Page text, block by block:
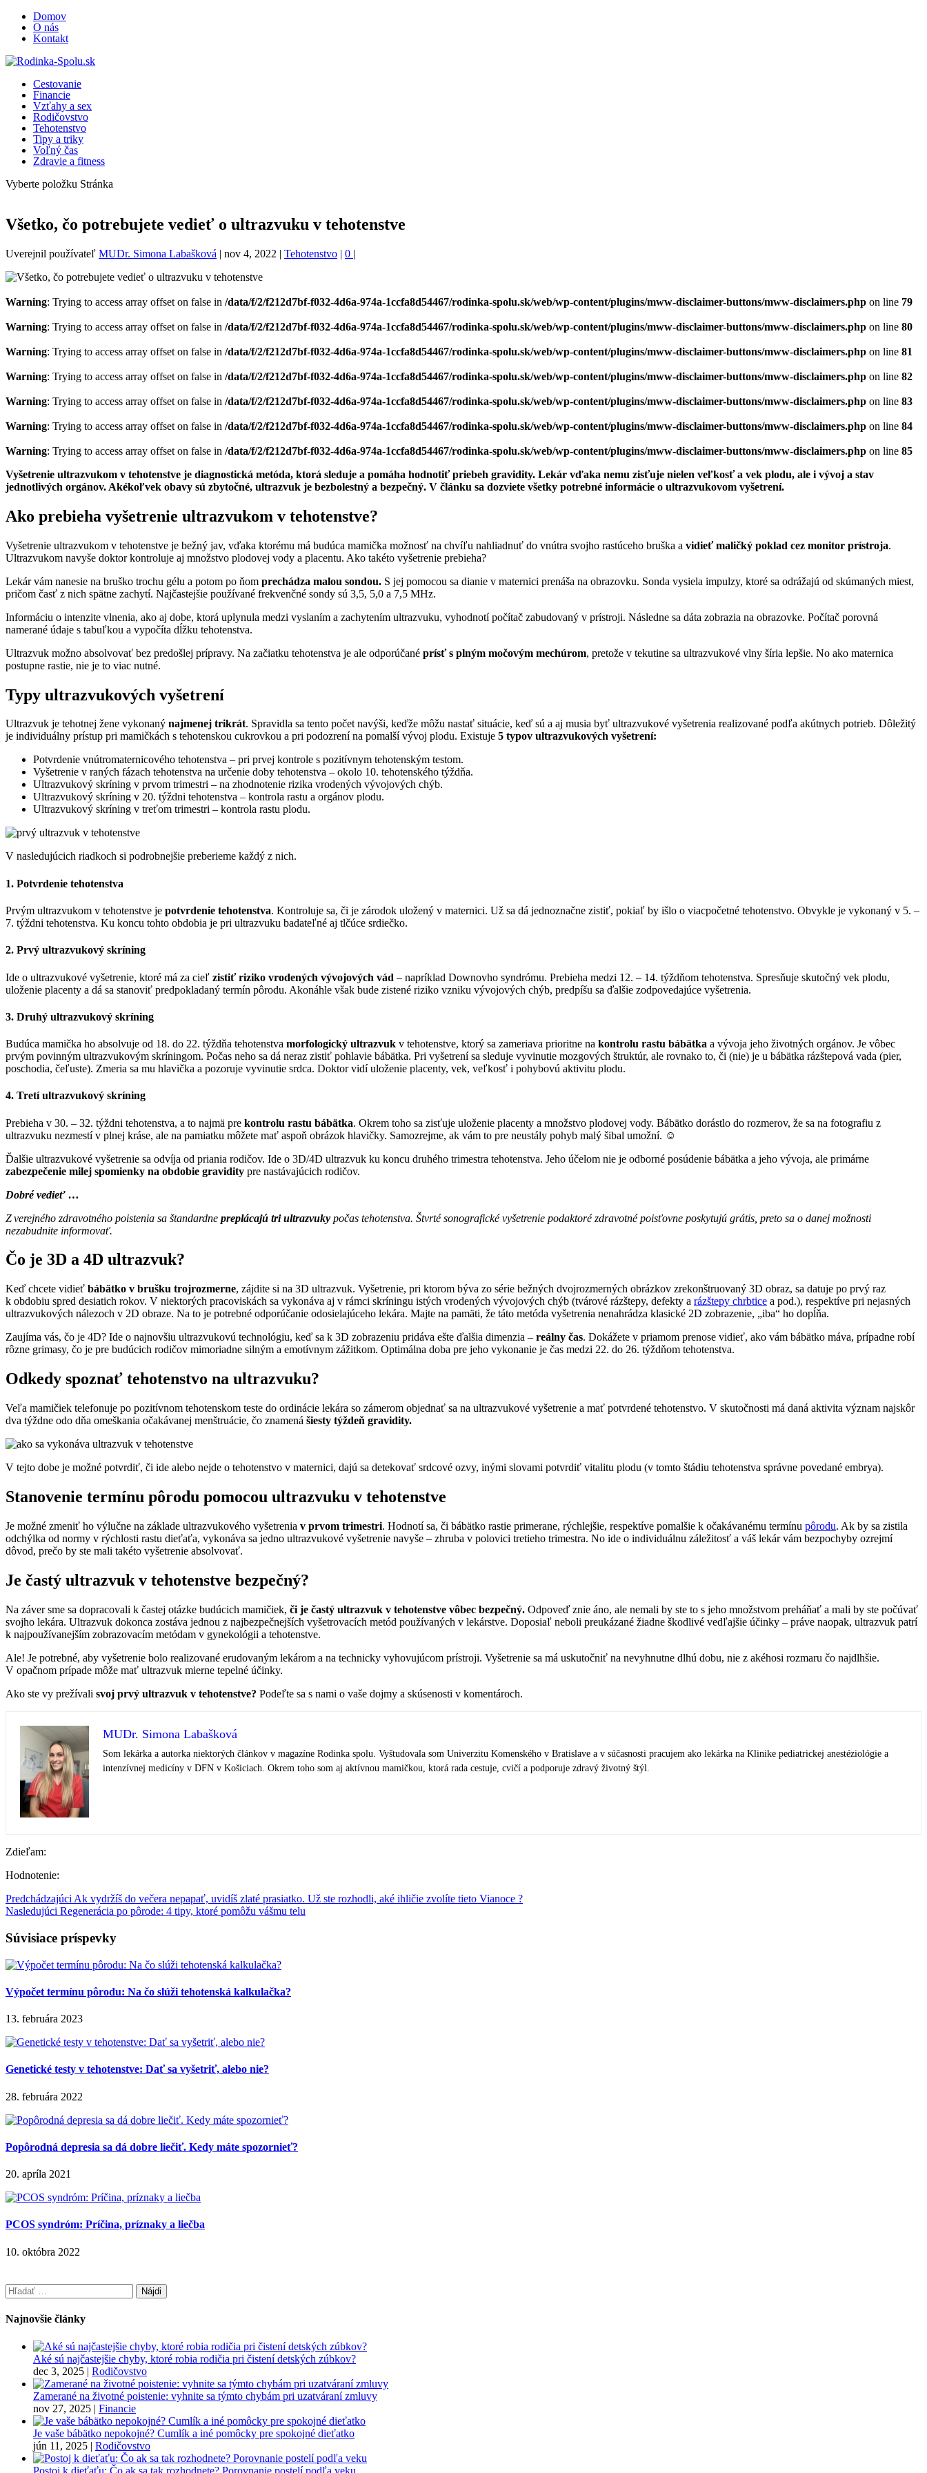
Domov
O nás
Kontakt
Cestovanie
Financie
Vzťahy a sex
Rodičovstvo
Tehotenstvo
Tipy a triky
Voľný čas
Zdravie a fitness
Vyberte položku Stránka
Všetko, čo potrebujete vedieť o ultrazvuku v tehotenstve
Uverejnil používateľ MUDr. Simona Labašková | nov 4, 2022 | Tehotenstvo | 0 |
Warning: Trying to access array offset on false in /data/f/2/f212d7bf-f032-4d6a-974a-1ccfa8d54467/rodinka-spolu.sk/web/wp-content/plugins/mww-disclaimer-buttons/mww-disclaimers.php on line 79
Warning: Trying to access array offset on false in /data/f/2/f212d7bf-f032-4d6a-974a-1ccfa8d54467/rodinka-spolu.sk/web/wp-content/plugins/mww-disclaimer-buttons/mww-disclaimers.php on line 80
Warning: Trying to access array offset on false in /data/f/2/f212d7bf-f032-4d6a-974a-1ccfa8d54467/rodinka-spolu.sk/web/wp-content/plugins/mww-disclaimer-buttons/mww-disclaimers.php on line 81
Warning: Trying to access array offset on false in /data/f/2/f212d7bf-f032-4d6a-974a-1ccfa8d54467/rodinka-spolu.sk/web/wp-content/plugins/mww-disclaimer-buttons/mww-disclaimers.php on line 82
Warning: Trying to access array offset on false in /data/f/2/f212d7bf-f032-4d6a-974a-1ccfa8d54467/rodinka-spolu.sk/web/wp-content/plugins/mww-disclaimer-buttons/mww-disclaimers.php on line 83
Warning: Trying to access array offset on false in /data/f/2/f212d7bf-f032-4d6a-974a-1ccfa8d54467/rodinka-spolu.sk/web/wp-content/plugins/mww-disclaimer-buttons/mww-disclaimers.php on line 84
Warning: Trying to access array offset on false in /data/f/2/f212d7bf-f032-4d6a-974a-1ccfa8d54467/rodinka-spolu.sk/web/wp-content/plugins/mww-disclaimer-buttons/mww-disclaimers.php on line 85
Vyšetrenie ultrazvukom v tehotenstve je diagnostická metóda, ktorá sleduje a pomáha hodnotiť priebeh gravidity. Lekár vďaka nemu zisťuje nielen veľkosť a vek plodu, ale i vývoj a stav
jednotlivých orgánov. Akékoľvek obavy sú zbytočné, ultrazvuk je bezbolestný a bezpečný. V článku sa dozviete všetky potrebné informácie o ultrazvukovom vyšetrení.
Ako prebieha vyšetrenie ultrazvukom v tehotenstve?
Vyšetrenie ultrazvukom v tehotenstve je bežný jav, vďaka ktorému má budúca mamička možnosť na chvíľu nahliadnuť do vnútra svojho rastúceho bruška a vidieť maličký poklad cez monitor prístroja.
Ultrazvukom navyše doktor kontroluje aj množstvo plodovej vody a placentu. Ako takéto vyšetrenie prebieha?
Lekár vám nanesie na bruško trochu gélu a potom po ňom prechádza malou sondou. S jej pomocou sa dianie v maternici prenáša na obrazovku. Sonda vysiela impulzy, ktoré sa odrážajú od skúmaných miest,
pričom časť z nich spätne zachytí. Najčastejšie používané frekvenčné sondy sú 3,5, 5,0 a 7,5 MHz.
Informáciu o intenzite vlnenia, ako aj dobe, ktorá uplynula medzi vyslaním a zachytením ultrazvuku, vyhodnotí počítač zabudovaný v prístroji. Následne sa dáta zobrazia na obrazovke. Počítač porovná
namerané údaje s tabuľkou a vypočíta dĺžku tehotenstva.
Ultrazvuk možno absolvovať bez predošlej prípravy. Na začiatku tehotenstva je ale odporúčané prísť s plným močovým mechúrom, pretože v tekutine sa ultrazvukové vlny šíria lepšie. No ako maternica
postupne rastie, nie je to viac nutné.
Typy ultrazvukových vyšetrení
Ultrazvuk je tehotnej žene vykonaný najmenej trikrát. Spravidla sa tento počet navýši, keďže môžu nastať situácie, keď sú a aj musia byť ultrazvukové vyšetrenia realizované podľa akútnych potrieb. Dôležitý
je individuálny prístup pri mamičkách s tehotenskou cukrovkou a pri podozrení na pomalší vývoj plodu. Existuje 5 typov ultrazvukových vyšetrení:
Potvrdenie vnútromaternicového tehotenstva – pri prvej kontrole s pozitívnym tehotenským testom.
Vyšetrenie v raných fázach tehotenstva na určenie doby tehotenstva – okolo 10. tehotenského týždňa.
Ultrazvukový skríning v prvom trimestri – na zhodnotenie rizika vrodených vývojových chýb.
Ultrazvukový skríning v 20. týždni tehotenstva – kontrola rastu a orgánov plodu.
Ultrazvukový skríning v treťom trimestri – kontrola rastu plodu.
V nasledujúcich riadkoch si podrobnejšie preberieme každý z nich.
1. Potvrdenie tehotenstva
Prvým ultrazvukom v tehotenstve je potvrdenie tehotenstva. Kontroluje sa, či je zárodok uložený v maternici. Už sa dá jednoznačne zistiť, pokiaľ by išlo o viacpočetné tehotenstvo. Obvykle je vykonaný v 5. –
7. týždni tehotenstva. Ku koncu tohto obdobia je pri ultrazvuku badateľné aj tlčúce srdiečko.
2. Prvý ultrazvukový skríning
Ide o ultrazvukové vyšetrenie, ktoré má za cieľ zistiť riziko vrodených vývojových vád – napríklad Downovho syndrómu. Prebieha medzi 12. – 14. týždňom tehotenstva. Spresňuje skutočný vek plodu,
uloženie placenty a dá sa stanoviť predpokladaný termín pôrodu. Akonáhle však bude zistené riziko vzniku vývojových chýb, predpíšu sa ďalšie zodpovedajúce vyšetrenia.
3. Druhý ultrazvukový skríning
Budúca mamička ho absolvuje od 18. do 22. týždňa tehotenstva morfologický ultrazvuk v tehotenstve, ktorý sa zameriava prioritne na kontrolu rastu bábätka a vývoja jeho životných orgánov. Je vôbec
prvým povinným ultrazvukovým skríningom. Počas neho sa dá neraz zistiť pohlavie bábätka. Pri vyšetrení sa sleduje vyvinutie mozgových štruktúr, ale rovnako to, či (nie) je u bábätka rázštepová vada (pier,
poschodia, čeľuste). Zmeria sa mu hlavička a pozoruje vyvinutie srdca. Doktor vidí uloženie placenty, vek, veľkosť i pohybovú aktivitu plodu.
4. Tretí ultrazvukový skríning
Prebieha v 30. – 32. týždni tehotenstva, a to najmä pre kontrolu rastu bábätka. Okrem toho sa zisťuje uloženie placenty a množstvo plodovej vody. Bábätko dorástlo do rozmerov, že sa na fotografiu z
ultrazvuku nezmestí v plnej kráse, ale na pamiatku môžete mať aspoň obrázok hlavičky. Samozrejme, ak vám to pre neustály pohyb malý šibal umožní. ☺
Ďalšie ultrazvukové vyšetrenie sa odvíja od priania rodičov. Ide o 3D/4D ultrazvuk ku koncu druhého trimestra tehotenstva. Jeho účelom nie je odborné posúdenie bábätka a jeho vývoja, ale primárne
zabezpečenie milej spomienky na obdobie gravidity pre nastávajúcich rodičov.
Dobré vedieť …
Z verejného zdravotného poistenia sa štandardne preplácajú tri ultrazvuky počas tehotenstva. Štvrté sonografické vyšetrenie podaktoré zdravotné poisťovne poskytujú grátis, preto sa o danej možnosti
nezabudnite informovať.
Čo je 3D a 4D ultrazvuk?
Keď chcete vidieť bábätko v brušku trojrozmerne, zájdite si na 3D ultrazvuk. Vyšetrenie, pri ktorom býva zo série bežných dvojrozmerných obrázkov zrekonštruovaný 3D obraz, sa datuje po prvý raz
k obdobiu spred desiatich rokov. V niektorých pracoviskách sa vykonáva aj v rámci skríningu istých vrodených vývojových chýb (tvárové rázštepy, defekty a rázštepy chrbtice a pod.), respektíve pri nejasných
ultrazvukových nálezoch v 2D obraze. Na to je potrebné odporúčanie odosielajúceho lekára. Majte na pamäti, že táto metóda vyšetrenia nenahrádza klasické 2D zobrazenie, „iba“ ho dopĺňa.
Zaujíma vás, čo je 4D? Ide o najnovšiu ultrazvukovú technológiu, keď sa k 3D zobrazeniu pridáva ešte ďalšia dimenzia – reálny čas. Dokážete v priamom prenose vidieť, ako vám bábätko máva, prípadne robí
rôzne grimasy, čo je pre budúcich rodičov mimoriadne silným a emotívnym zážitkom. Optimálna doba pre jeho vykonanie je čas medzi 22. do 26. týždňom tehotenstva.
Odkedy spoznať tehotenstvo na ultrazvuku?
Veľa mamičiek telefonuje po pozitívnom tehotenskom teste do ordinácie lekára so zámerom objednať sa na ultrazvukové vyšetrenie a mať potvrdené tehotenstvo. V skutočnosti má daná aktivita význam najskôr
dva týždne odo dňa omeškania očakávanej menštruácie, čo znamená šiesty týždeň gravidity.
V tejto dobe je možné potvrdiť, či ide alebo nejde o tehotenstvo v maternici, dajú sa detekovať srdcové ozvy, inými slovami potvrdiť vitalitu plodu (v tomto štádiu tehotenstva správne povedané embrya).
Stanovenie termínu pôrodu pomocou ultrazvuku v tehotenstve
Je možné zmeniť ho výlučne na základe ultrazvukového vyšetrenia v prvom trimestri. Hodnotí sa, či bábätko rastie primerane, rýchlejšie, respektíve pomalšie k očakávanému termínu pôrodu. Ak by sa zistila
odchýlka od normy v rýchlosti rastu dieťaťa, vykonáva sa jedno ultrazvukové vyšetrenie navyše – zhruba v polovici tretieho trimestra. No ide o individuálnu záležitosť a váš lekár vám bezpochyby ozrejmí
dôvod, prečo by ste mali takéto vyšetrenie absolvovať.
Je častý ultrazvuk v tehotenstve bezpečný?
Na záver sme sa dopracovali k častej otázke budúcich mamičiek, či je častý ultrazvuk v tehotenstve vôbec bezpečný. Odpoveď znie áno, ale nemali by ste to s jeho množstvom preháňať a mali by ste počúvať
svojho lekára. Ultrazvuk dokonca zostáva jednou z najbezpečnejších vyšetrovacích metód používaných v lekárstve. Doposiaľ neboli preukázané žiadne škodlivé vedľajšie účinky – práve naopak, ultrazvuk patrí
k najpoužívanejším zobrazovacím metódam v gynekológii a tehotenstve.
Ale! Je potrebné, aby vyšetrenie bolo realizované erudovaným lekárom a na technicky vyhovujúcom prístroji. Vyšetrenie sa má uskutočniť na nevyhnutne dlhú dobu, nie z akéhosi rozmaru čo najdlhšie.
V opačnom prípade môže mať ultrazvuk mierne tepelné účinky.
Ako ste vy prežívali svoj prvý ultrazvuk v tehotenstve? Podeľte sa s nami o vaše dojmy a skúsenosti v komentároch.
MUDr. Simona Labašková
Som lekárka a autorka niektorých článkov v magazíne Rodinka spolu. Vyštudovala som Univerzitu Komenského v Bratislave a v súčasnosti pracujem ako lekárka na Klinike pediatrickej anestéziológie a
intenzívnej medicíny v DFN v Košiciach. Okrem toho som aj aktívnou mamičkou, ktorá rada cestuje, cvičí a podporuje zdravý životný štýl.
Zdieľam:
Hodnotenie:
Predchádzajúci Ak vydržíš do večera nepapať, uvidíš zlaté prasiatko. Už ste rozhodli, aké ihličie zvolíte tieto Vianoce ?
Nasledujúci Regenerácia po pôrode: 4 tipy, ktoré pomôžu vášmu telu
Súvisiace príspevky
Výpočet termínu pôrodu: Na čo slúži tehotenská kalkulačka?
13. februára 2023
Genetické testy v tehotenstve: Dať sa vyšetriť, alebo nie?
28. februára 2022
Popôrodná depresia sa dá dobre liečiť. Kedy máte spozornieť?
20. apríla 2021
PCOS syndróm: Príčina, príznaky a liečba
10. októbra 2022
Hľadať:
Najnovšie články
Aké sú najčastejšie chyby, ktoré robia rodičia pri čistení detských zúbkov?
dec 3, 2025 | Rodičovstvo
Zamerané na životné poistenie: vyhnite sa týmto chybám pri uzatváraní zmluvy
nov 27, 2025 | Financie
Je vaše bábätko nepokojné? Cumlík a iné pomôcky pre spokojné dieťatko
jún 11, 2025 | Rodičovstvo
Postoj k dieťaťu: Čo ak sa tak rozhodnete? Porovnanie postelí podľa veku